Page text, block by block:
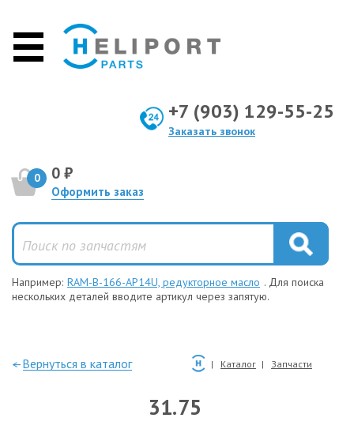
+7 (903) 129-55-25
Заказать звонок
0 0 ₽
Оформить заказ
Например: RAM-B-166-AP14U, редукторное масло . Для поиска
нескольких деталей вводите артикул через запятую.
—Вернуться в каталог Каталог Запчасти
31.75